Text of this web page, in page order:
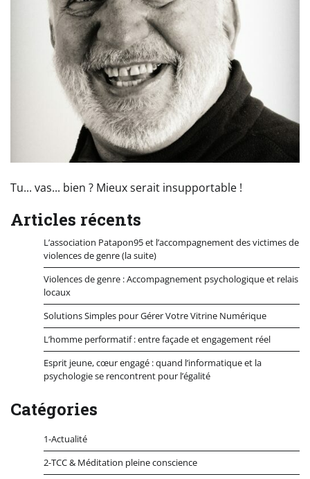
Tu... vas... bien ? Mieux serait insupportable !
Articles récents
L’association Patapon95 et l’accompagnement des victimes de
violences de genre (la suite)
Violences de genre : Accompagnement psychologique et relais
locaux
Solutions Simples pour Gérer Votre Vitrine Numérique
L’homme performatif : entre façade et engagement réel
Esprit jeune, cœur engagé : quand l’informatique et la
psychologie se rencontrent pour l’égalité
Catégories
1-Actualité
2-TCC & Méditation pleine conscience